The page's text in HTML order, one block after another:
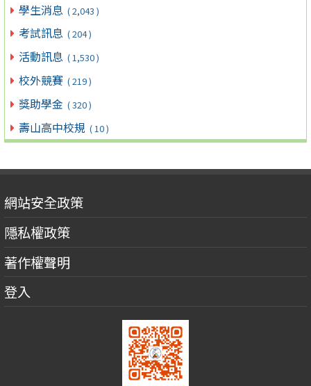
學生消息 ( 2,043 )
考試訊息 ( 204 )
活動訊息 ( 1,530 )
校外競賽 ( 219 )
獎助學金 ( 320 )
壽山高中校規 ( 10 )
網站安全政策
隱私權政策
著作權聲明
登入